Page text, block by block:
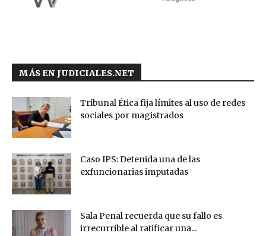
MÁS EN JUDICIALES.NET
Tribunal Ética fija límites al uso de redes
sociales por magistrados
Caso IPS: Detenida una de las
exfuncionarias imputadas
Sala Penal recuerda que su fallo es
irrecurrible al ratificar una...